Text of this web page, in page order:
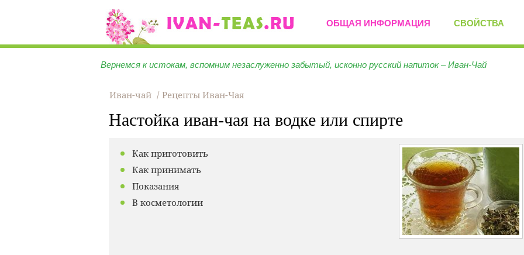
ОБЩАЯ ИНФОРМАЦИЯ СВОЙСТВА
Вернемся к истокам, вспомним незаслуженно забытый, исконно русский напиток – Иван-Чай
Иван-чай Рецепты Иван-Чая
Настойка иван-чая на водке или спирте
Как приготовить
Как принимать
Показания
В косметологии